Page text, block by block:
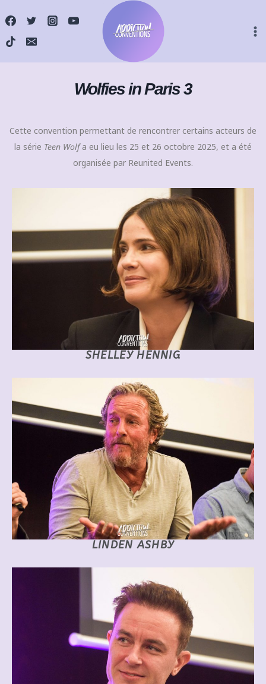
Wolfies in Paris 3
Cette convention permettant de rencontrer certains acteurs de
la série Teen Wolfa eu lieu les 25 et 26 octobre 2025, et a été
organisée par Reunited Events.
SHELLEY HENNIG
LINDEN ASHBY